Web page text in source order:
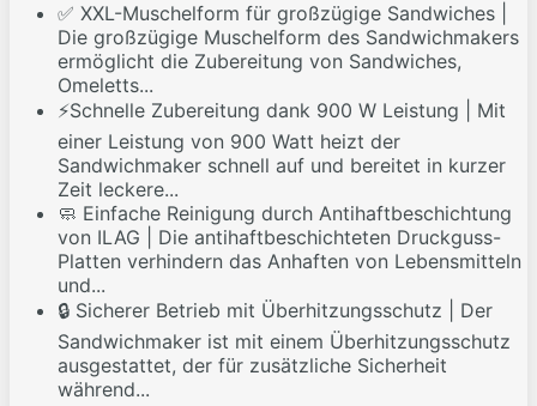
✅ XXL-Muschelform für großzügige Sandwiches |
Die großzügige Muschelform des Sandwichmakers
ermöglicht die Zubereitung von Sandwiches,
Omeletts...
⚡Schnelle Zubereitung dank 900 W Leistung | Mit
einer Leistung von 900 Watt heizt der
Sandwichmaker schnell auf und bereitet in kurzer
Zeit leckere...
🧼 Einfache Reinigung durch Antihaftbeschichtung
von ILAG | Die antihaftbeschichteten Druckguss-
Platten verhindern das Anhaften von Lebensmitteln
und...
🔒 Sicherer Betrieb mit Überhitzungsschutz | Der
Sandwichmaker ist mit einem Überhitzungsschutz
ausgestattet, der für zusätzliche Sicherheit
während...